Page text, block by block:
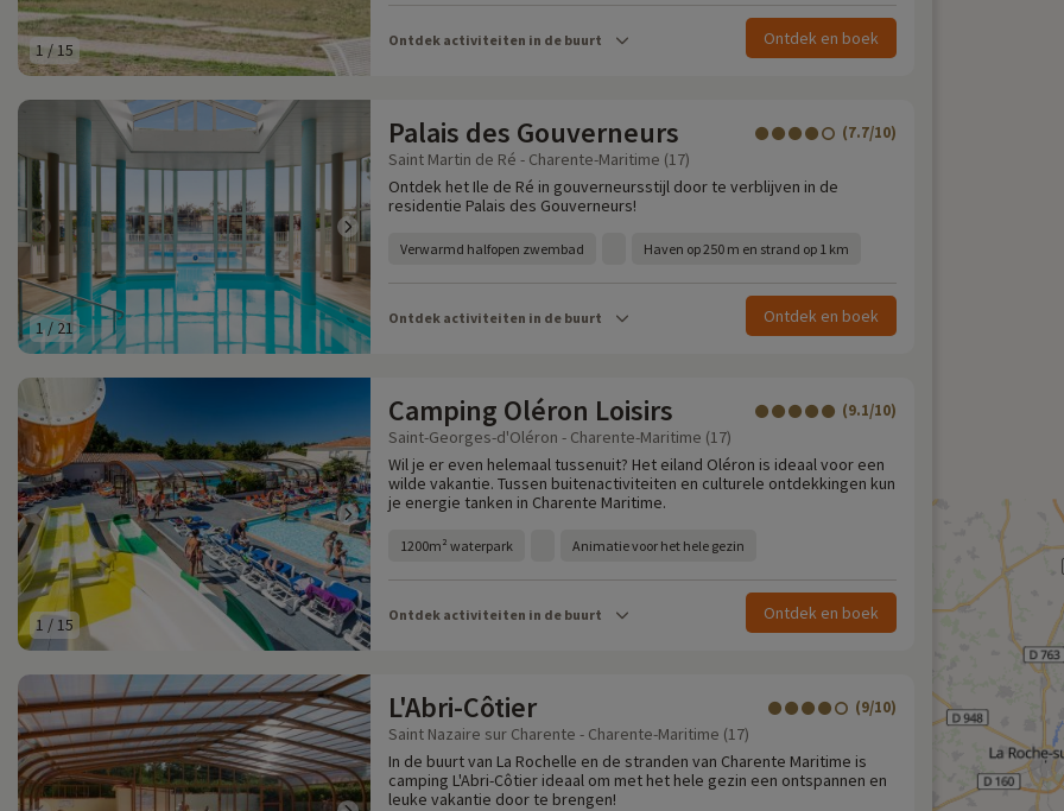
1 /15 Ontdek activiteiten in de buurt Ontdek en boek
1/ 21
Palais des Gouverneurs (7.7/10)
Saint Martin de Ré - Charente-Maritime (17)
Ontdek het Ile de Ré in gouverneursstijl door te verblijven in de
residentie Palais des Gouverneurs!
Verwarmd halfopen zwembad Haven op 250 m en strand op 1 km
Ontdek activiteiten in de buurt Ontdek en boek
1 / 15
Camping Oléron Loisirs (9.1/10)
Saint-Georges-d'Oléron - Charente-Maritime (17)
Wil je er even helemaal tussenuit? Het eiland Oléron is ideaal voor een
wilde vakantie. Tussen buitenactiviteiten en culturele ontdekkingen kun
je energie tanken in Charente Maritime.
1200m² waterpark Animatie voor het hele gezin
Ontdek activiteiten in de buurt Ontdek en boek
L'Abri-Côtier (9/10)
Saint Nazaire sur Charente - Charente-Maritime (17)
In de buurt van La Rochelle en de stranden van Charente Maritime is
camping L'Abri-Côtier ideaal om met het hele gezin een ontspannen en
leuke vakantie door te brengen!